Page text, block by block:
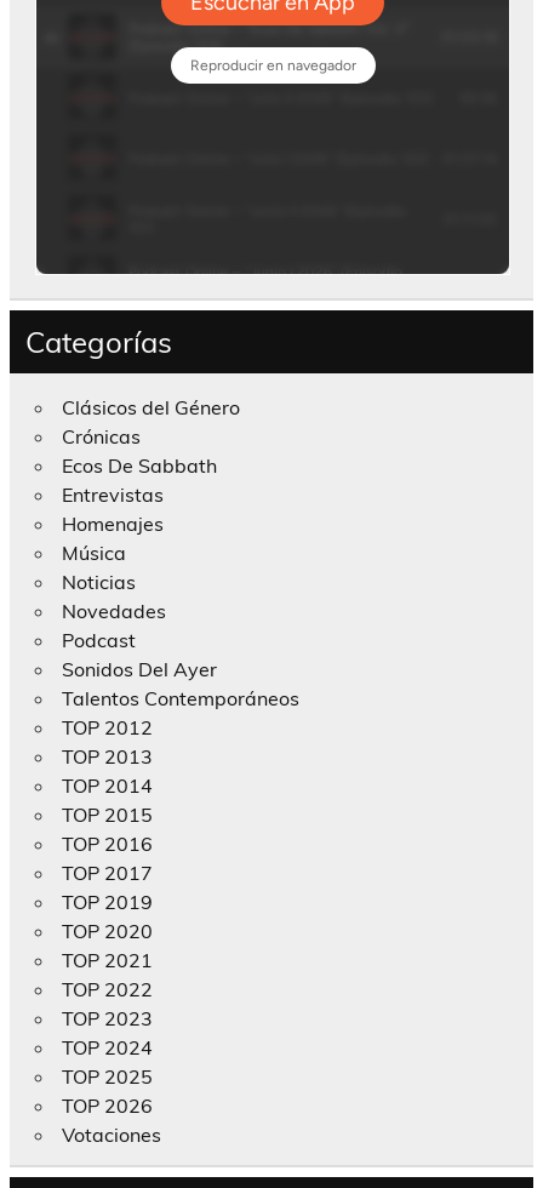
Categorías
Clásicos del Género
Crónicas
Ecos De Sabbath
Entrevistas
Homenajes
Música
Noticias
Novedades
Podcast
Sonidos Del Ayer
Talentos Contemporáneos
TOP 2012
TOP 2013
TOP 2014
TOP 2015
TOP 2016
TOP 2017
TOP 2019
TOP 2020
TOP 2021
TOP 2022
TOP 2023
TOP 2024
TOP 2025
TOP 2026
Votaciones